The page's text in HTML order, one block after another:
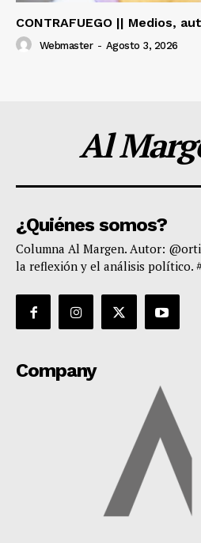
CONTRAFUEGO || Medios,
Webmaster - Agosto 3, 2026
Al
¿Quiénes somos?
Columna Al Margen. Autor:
la reflexión y el análisis político.
Company